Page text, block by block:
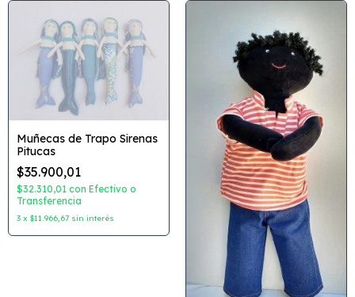
Muñecas de Trapo Sirenas
Pitucas
$35.900,01
$32.310,01 con Efectivo o
Transferencia
3 x $11.966,67 sin interés